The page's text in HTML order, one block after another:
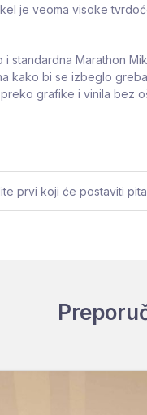
je veoma visoke
standardna Marathon
kako bi se izbeglo
grafike i vinila bez
prvi koji će postaviti